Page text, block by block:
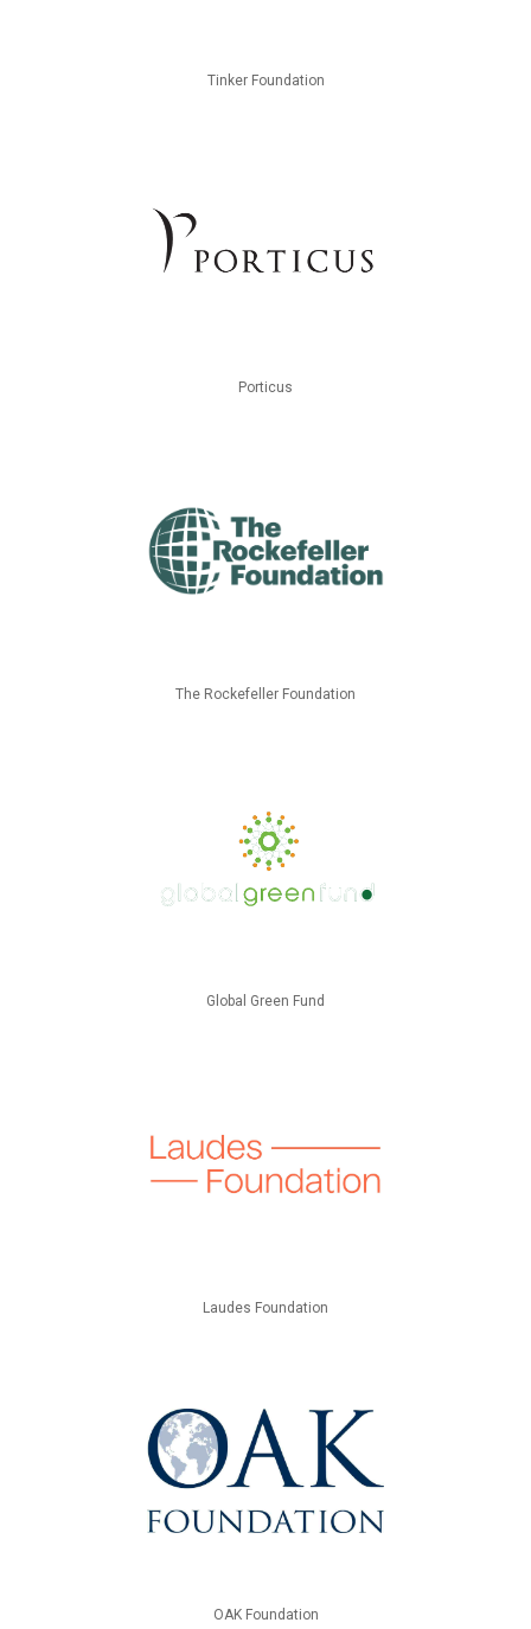
Tinker Foundation
Porticus
The Rockefeller Foundation
Global Green Fund
Laudes Foundation
OAK Foundation